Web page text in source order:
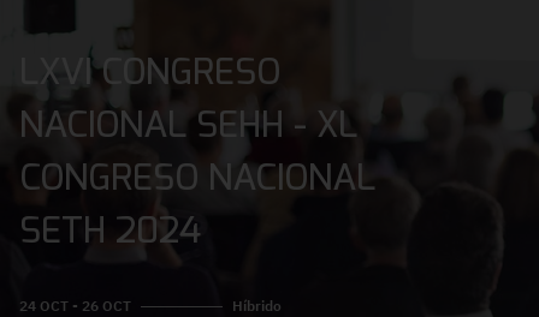
LXVI CONGRESO
NACIONAL SEHH - XL
CONGRESO NACIONAL
SETH 2024
24 OCT - 26 OCT Híbrido